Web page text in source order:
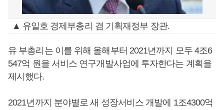
▲ 유일호 경제부총리 겸 기획재정부 장관.
유 부총리는 이를 위해 올해부터 2021년까지 모두 4조6
547억 원을 서비스 연구개발사업에 투자한다는 계획을
제시했다.
2021년까지 분야별로 새 성장서비스 개발에 1조4300억